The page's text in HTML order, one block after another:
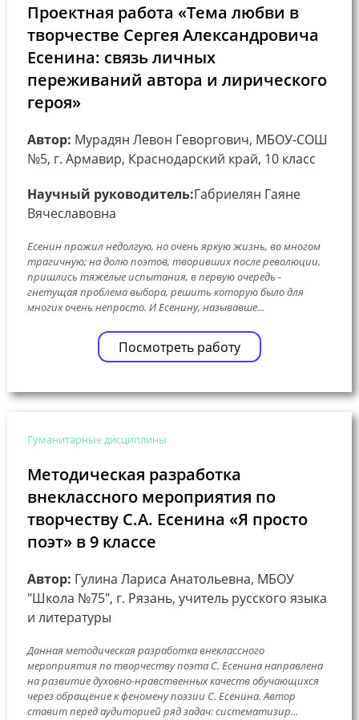
Проектная работа «Тема любви в
творчестве Сергея Александровича
Есенина: связь личных
переживаний автора и лирического
героя»
Автор: Мурадян Левон Геворгович, МБОУ-СОШ
№5, г. Армавир, Краснодарский край, 10 класс
Научный руководитель:Габриелян Гаяне
Вячеславовна
Есенин прожил недолгую, но очень яркую жизнь, во многом
трагичную; на долю поэтов, творивших после революции,
пришлись тяжелые испытания, в первую очередь -
гнетущая проблема выбора, решить которую было для
многих очень непросто. И Есенину, называвше...
Посмотреть работу
Гуманитарные дисциплины
Методическая разработка
внеклассного мероприятия по
творчеству С.А. Есенина «Я просто
поэт» в 9 классе
Автор: Гулина Лариса Анатольевна, МБОУ
"Школа №75", г. Рязань, учитель русского языка
и литературы
Данная методическая разработка внеклассного
мероприятия по творчеству поэта С. Есенина направлена
на развитие духовно-нравственных качеств обучающихся
через обращение к феномену поэзии С. Есенина. Автор
ставит перед аудиторией ряд задач: систематизир...